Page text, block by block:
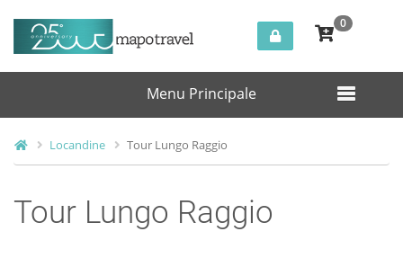
0
Menu Principale
Locandine Tour Lungo Raggio
Tour Lungo Raggio